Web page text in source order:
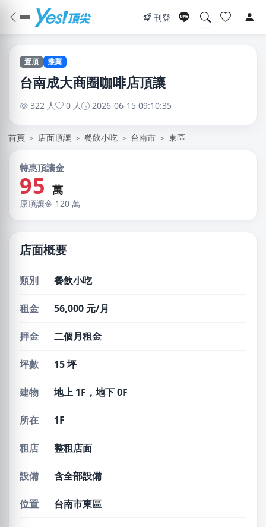
刊登
置頂 推薦
台南成大商圈咖啡店頂讓
322 人 0 人 2026-06-15 09:10:35
首頁 ＞ 店面頂讓 ＞ 餐飲小吃 ＞ 台南市 ＞ 東區
特惠頂讓金
95 萬
原頂讓金 120 萬
店面概要
類別 餐飲小吃
租金 56,000 元/月
押金 二個月租金
坪數 15 坪
建物 地上 1F，地下 0F
所在 1F
租店 整租店面
設備 含全部設備
位置 台南市東區